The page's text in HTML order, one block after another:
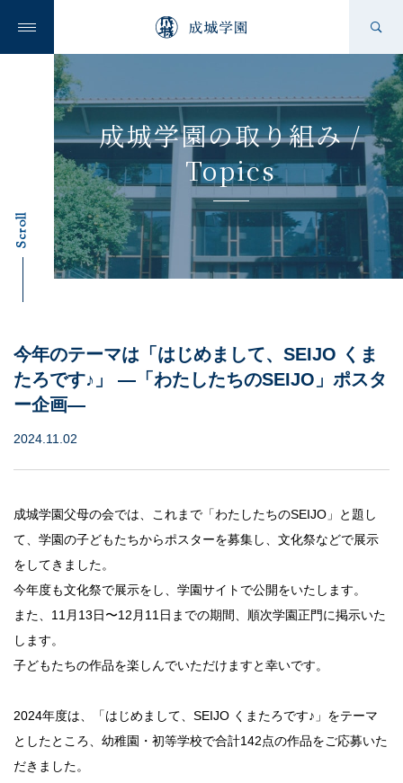
成城学園の想い
成城学園を知る
学校を知る
ニュース
成城学園への寄付について
成城学園広報サイト「sful-full」
交通アクセスキャンパスマップ
教職員専用
個人情報保護
成城学園の取り組み /
Topics
Scroll
今年のテーマは「はじめまして、SEIJO くま
たろです♪」 —「わたしたちのSEIJO」ポスタ
ー企画—
2024.11.02
成城学園父母の会では、これまで「わたしたちのSEIJO」と題し
て、学園の子どもたちからポスターを募集し、文化祭などで展示
をしてきました。
今年度も文化祭で展示をし、学園サイトで公開をいたします。
また、11月13日〜12月11日までの期間、順次学園正門に掲示いた
します。
子どもたちの作品を楽しんでいただけますと幸いです。
2024年度は、「はじめまして、SEIJO くまたろです♪」をテーマ
としたところ、幼稚園・初等学校で合計142点の作品をご応募いた
だきました。